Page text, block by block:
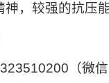
，较强的抗压能
（微信